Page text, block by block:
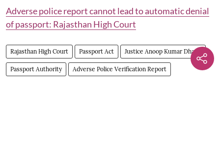
Adverse police report cannot lead to automatic denial
of passport: Rajasthan High Court
Rajasthan High Court Passport Act Justice Anoop Kumar Dhand
Passport Authority Adverse Police Verification Report